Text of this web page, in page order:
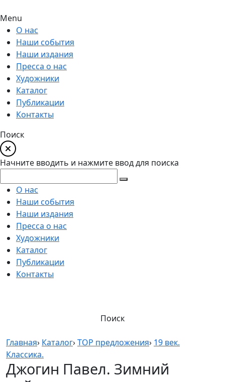
Menu
О нас
Наши события
Наши издания
Пресса о нас
Художники
Каталог
Публикации
Контакты
Поиск
Начните вводить и нажмите ввод для поиска
О нас
Наши события
Наши издания
Пресса о нас
Художники
Каталог
Публикации
Контакты
Поиск
Главная› Каталог›TOP предложения› 19 век.
Классика.
Джогин Павел. Зимний